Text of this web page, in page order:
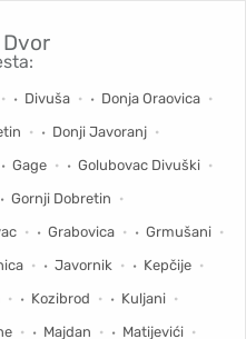
Dvor
Divuša
Donja Oraovica
Donji Javoranj
Gage
Golubovac Divuški
Gornji Dobretin
Grabovica
Grmušani
Javornik
Kepčije
Kozibrod
Kuljani
Majdan
Matijevići